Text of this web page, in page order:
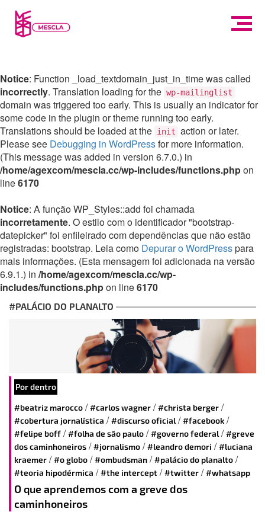
Notice: Function _load_textdomain_just_in_time was called
incorrectly. Translation loading for the wp-mailinglist
domain was triggered too early. This is usually an indicator for
some code in the plugin or theme running too early.
Translations should be loaded at the init action or later.
Please see Debugging in WordPressfor more information.
(This message was added in version 6.7.0.) in
/home/agexcom/mescla.cc/wp-includes/functions.phpon
line6170
Notice: A função WP_Styles::add foi chamada
incorretamente. O estilo com o identificador "bootstrap-
datepicker" foi enfileirado com dependências que não estão
registradas: bootstrap. Leia como Depurar o WordPresspara
mais informações. (Esta mensagem foi adicionada na versão
6.9.1.) in /home/agexcom/mescla.cc/wp-
includes/functions.phpon line6170
#PALÁCIO DO PLANALTO
Por dentro
#beatriz marocco /#carlos wagner /#christa berger /
#cobertura jornalística /#discurso oficial/#facebook /
#felipe boff /#folha de são paulo /#governo federal/#greve
dos caminhoneiros /#jornalismo /#leandro demori /#luciana
kraemer /#o globo /#ombudsman /#palácio do planalto /
#teoria hipodérmica /#the intercept /#twitter /#whatsapp
O que aprendemos com a greve dos
caminhoneiros